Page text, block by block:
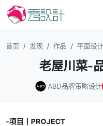
首页 发现 作品 平面设
老屋川菜-
ABD品牌策略设计
-项目丨PROJECT